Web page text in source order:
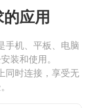
应用
手机、平板、电脑
装和使用。
同时连接，享受无